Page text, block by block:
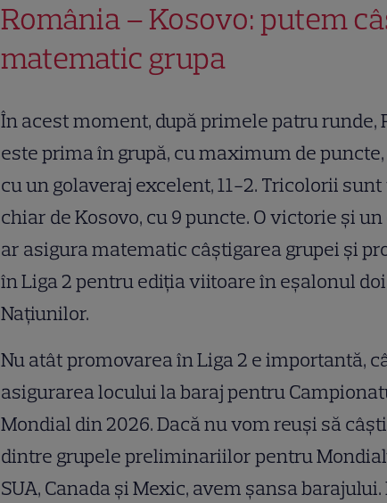
România – Kosovo: putem
matematic grupa
În acest moment, după primele patru runde,
este prima în grupă, cu maximum de puncte,
cu un golaveraj excelent, 11-2. Tricolorii
chiar de Kosovo, cu 9 puncte. O victorie și
ar asigura matematic câștigarea grupei și
în Liga 2 pentru ediția viitoare în eșalonul
Națiunilor.
Nu atât promovarea în Liga 2 e importantă,
asigurarea locului la baraj pentru
Mondial din 2026. Dacă nu vom reuși să
dintre grupele preliminariilor pentru
SUA, Canada și Mexic, avem șansa barajului.